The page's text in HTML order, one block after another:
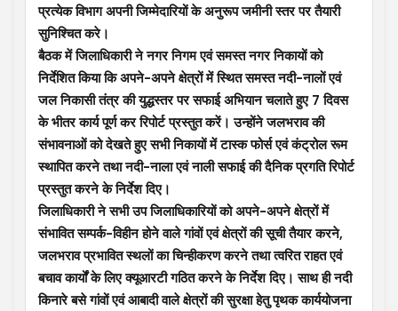
प्रत्येक विभाग अपनी जिम्मेदारियों के अनुरूप जमीनी स्तर पर तैयारी
सुनिश्चित करे।
बैठक में जिलाधिकारी ने नगर निगम एवं समस्त नगर निकायों को
निर्देशित किया कि अपने-अपने क्षेत्रों में स्थित समस्त नदी-नालों एवं
जल निकासी तंत्र की युद्धस्तर पर सफाई अभियान चलाते हुए 7 दिवस
के भीतर कार्य पूर्ण कर रिपोर्ट प्रस्तुत करें। उन्होंने जलभराव की
संभावनाओं को देखते हुए सभी निकायों में टास्क फोर्स एवं कंट्रोल रूम
स्थापित करने तथा नदी-नाला एवं नाली सफाई की दैनिक प्रगति रिपोर्ट
प्रस्तुत करने के निर्देश दिए।
जिलाधिकारी ने सभी उप जिलाधिकारियों को अपने-अपने क्षेत्रों में
संभावित सम्पर्क-विहीन होने वाले गांवों एवं क्षेत्रों की सूची तैयार करने,
जलभराव प्रभावित स्थलों का चिन्हीकरण करने तथा त्वरित राहत एवं
बचाव कार्यों के लिए क्यूआरटी गठित करने के निर्देश दिए। साथ ही नदी
किनारे बसे गांवों एवं आबादी वाले क्षेत्रों की सुरक्षा हेतु पृथक कार्ययोजना